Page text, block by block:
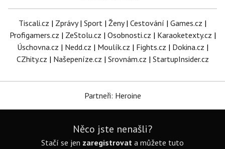
Tiscali.cz | Zprávy| Sport | Ženy| Cestování | Games.cz |
Profigamers.cz | ZeStolu.cz | Osobnosti.cz | Karaoketexty.cz |
Úschovna.cz | Nedd.cz | Moulík.cz | Fights.cz | Dokina.cz |
CZhity.cz | Našepeníze.cz | Srovnám.cz | StartupInsider.cz
Partneři: Heroine
Něco jste nenašli?
Stačí se jen zaregistrovat a můžete tuto